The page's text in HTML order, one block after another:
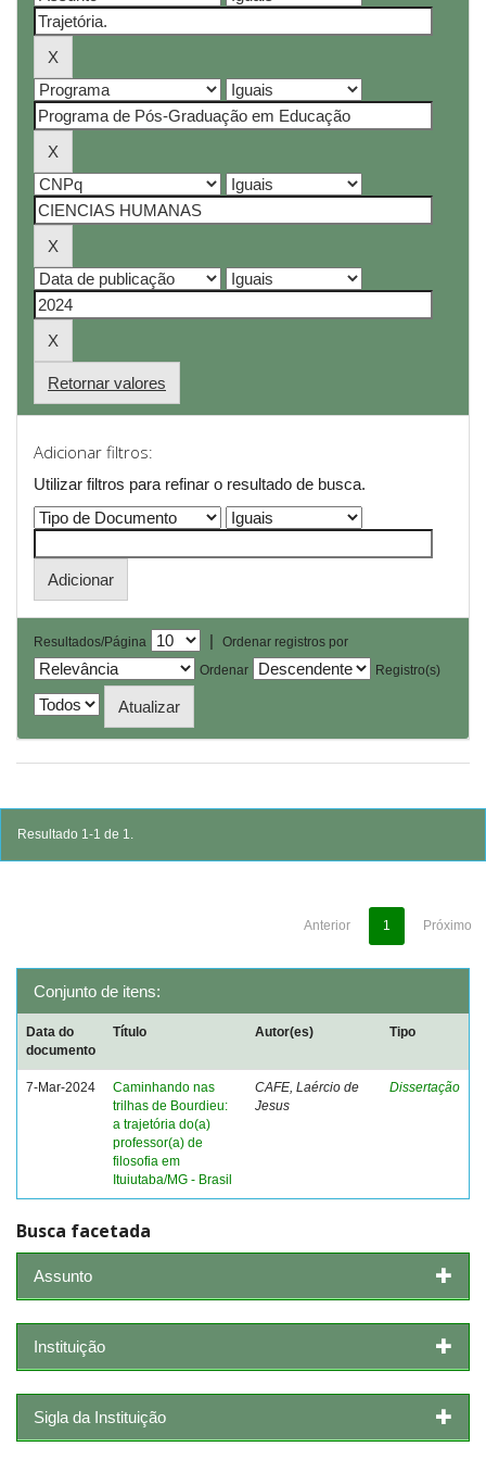
Retornar valores
Adicionar filtros:
Utilizar filtros para refinar o resultado de busca.
Resultados/Página |
Ordenar registros por
Ordenar
Registro(s)
Resultado 1-1 de 1.
Anterior 1 Próximo
Conjunto de itens:
Data do
documento
Título Autor(es) Tipo
7-Mar-2024
Caminhando nas
trilhas de Bourdieu:
a trajetória do(a)
professor(a) de
filosofia em
Ituiutaba/MG - Brasil
CAFE, Laércio de
Jesus
Dissertação
Busca facetada
Assunto
Instituição
Sigla da Instituição